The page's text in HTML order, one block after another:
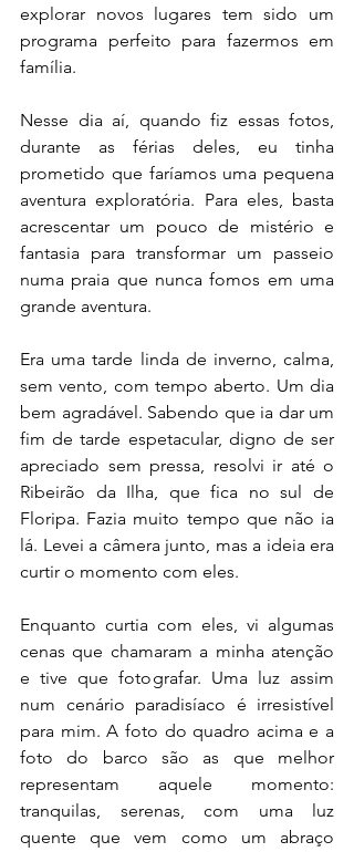
explorar novos lugares tem sido um
programa perfeito para fazermos em
família.
Nesse dia aí, quando fiz essas fotos,
durante as férias deles, eu tinha
prometido que faríamos uma pequena
aventura exploratória. Para eles, basta
acrescentar um pouco de mistério e
fantasia para transformar um passeio
numa praia que nunca fomos em uma
grande aventura.
Era uma tarde linda de inverno, calma,
sem vento, com tempo aberto. Um dia
bem agradável. Sabendo que ia dar um
fim de tarde espetacular, digno de ser
apreciado sem pressa, resolvi ir até o
Ribeirão da Ilha, que fica no sul de
Floripa. Fazia muito tempo que não ia
lá. Levei a câmera junto, mas a ideia era
curtir o momento com eles.
Enquanto curtia com eles, vi algumas
cenas que chamaram a minha atenção
e tive que fotografar. Uma luz assim
num cenário paradisíaco é irresistível
para mim. A foto do quadro acima e a
foto do barco são as que melhor
representam aquele momento:
tranquilas, serenas, com uma luz
quente que vem como um abraço